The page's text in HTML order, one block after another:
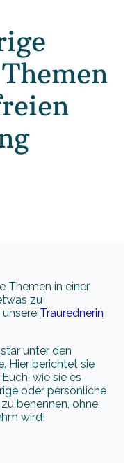
Themen in einer
zu
Traurednerin
unter den
Hier berichtet sie
wie sie es
oder persönliche
benennen, ohne,
wird!